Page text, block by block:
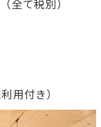
全て税別）
用付き）